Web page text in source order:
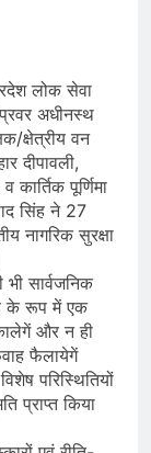
लोक सेवा
प्रवर अधीनस्थ
क्षेत्रीय वन
दीपावली,
पूर्णिमा
सिंह ने 27
नागरिक सुरक्षा
सार्वजनिक
के रूप में एक
और न ही
फैलायेगें
परिस्थितियों
प्राप्त किया